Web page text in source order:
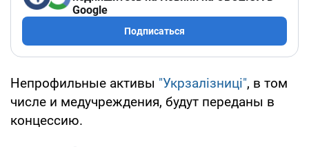
Google
Подписаться
Непрофильные активы "Укрзалізниці", в том
числе и медучреждения, будут переданы в
концессию.